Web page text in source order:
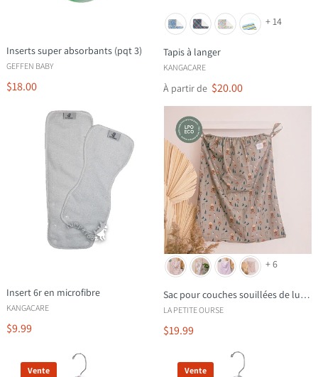
Inserts super absorbants (pqt 3)
GEFFEN BABY
$18.00
+ 14
Tapis à langer
KANGACARE
À partir de $20.00
Insert 6r en microfibre
KANGACARE
$9.99
+ 6
Sac pour couches souillées de luxe - ECO
LA PETITE OURSE
$19.99
Vente Vente